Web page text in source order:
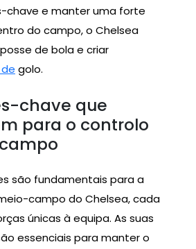
chave e manter uma forte
do campo, o Chelsea
de bola e criar
golo.
chave que
para o controlo
são fundamentais para a
campo do Chelsea, cada
únicas à equipa. As suas
essenciais para manter o